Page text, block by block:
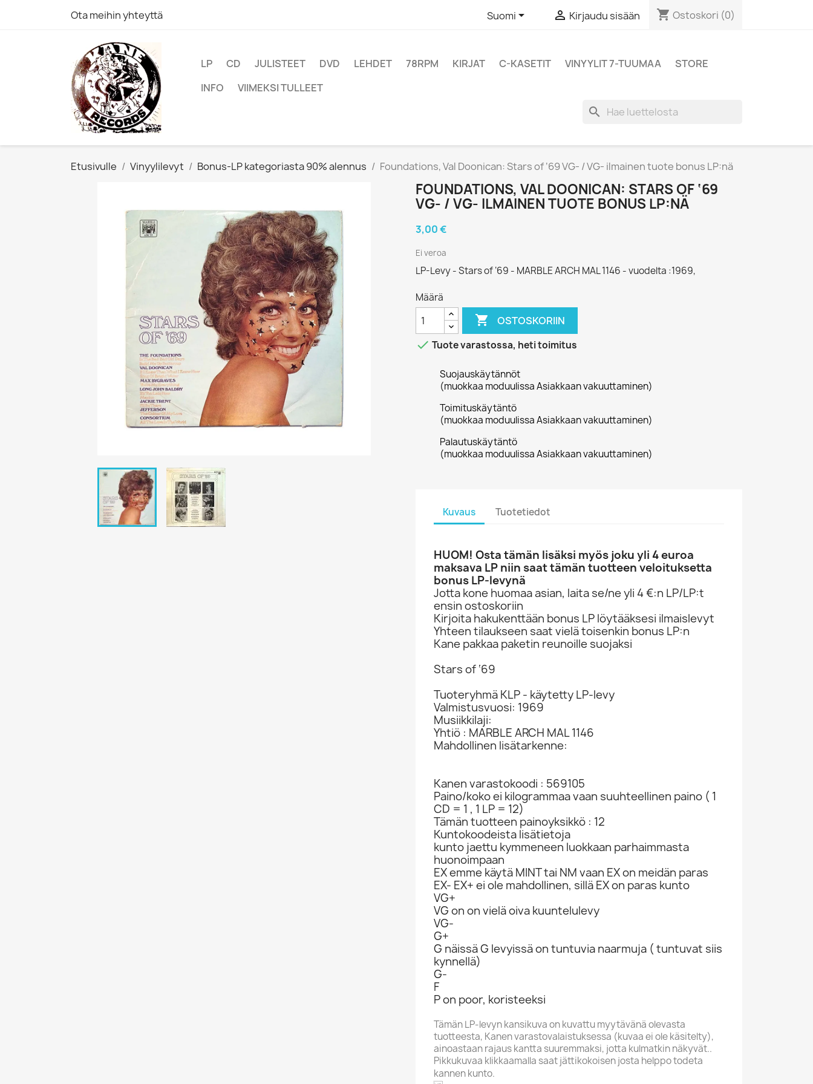
Ota meihin yhteyttä Suomi  Kirjaudu sisään shopping_cart Ostoskori (0)
LP CD JULISTEET DVD LEHDET 78RPM KIRJAT C-KASETIT VINYYLIT 7-TUUMAA
STORE
INFO
VIIMEKSI TULLEET
search
Etusivulle Vinyylilevyt Bonus-LP kategoriasta 90% alennus Foundations, Val Doonican: Stars of ‘69 VG- / VG- ilmainen tuote bonus LP:nä
FOUNDATIONS, VAL DOONICAN: STARS OF ‘69
VG- / VG- ILMAINEN TUOTE BONUS LP:NÄ
3,00 €
Ei veroa
LP-Levy - Stars of ‘69 - MARBLE ARCH MAL 1146 - vuodelta :1969,
Määrä
 OSTOSKORIIN
 Tuote varastossa, heti toimitus
Suojauskäytännöt
(muokkaa moduulissa Asiakkaan vakuuttaminen)
Toimituskäytäntö
(muokkaa moduulissa Asiakkaan vakuuttaminen)
Palautuskäytäntö
(muokkaa moduulissa Asiakkaan vakuuttaminen)
Kuvaus Tuotetiedot
HUOM! Osta tämän lisäksi myös joku yli 4 euroa
maksava LP niin saat tämän tuotteen veloituksetta
bonus LP-levynä
Jotta kone huomaa asian, laita se/ne yli 4 €:n LP/LP:t
ensin ostoskoriin
Kirjoita hakukenttään bonus LP löytääksesi ilmaislevyt
Yhteen tilaukseen saat vielä toisenkin bonus LP:n
Kane pakkaa paketin reunoille suojaksi
Stars of ‘69
Tuoteryhmä KLP - käytetty LP-levy
Valmistusvuosi: 1969
Musiikkilaji:
Yhtiö : MARBLE ARCH MAL 1146
Mahdollinen lisätarkenne:
Kanen varastokoodi : 569105
Paino/koko ei kilogrammaa vaan suuhteellinen paino ( 1
CD = 1 , 1 LP = 12)
Tämän tuotteen painoyksikkö : 12
Kuntokoodeista lisätietoja
kunto jaettu kymmeneen luokkaan parhaimmasta
huonoimpaan
EX emme käytä MINT tai NM vaan EX on meidän paras
EX- EX+ ei ole mahdollinen, sillä EX on paras kunto
VG+
VG on on vielä oiva kuuntelulevy
VG-
G+
G näissä G levyissä on tuntuvia naarmuja ( tuntuvat siis
kynnellä)
G-
F
P on poor, koristeeksi
Tämän LP-levyn kansikuva on kuvattu myytävänä olevasta
tuotteesta, Kanen varastovalaistuksessa (kuvaa ei ole käsitelty),
ainoastaan rajaus kantta suuremmaksi, jotta kulmatkin näkyvät..
Pikkukuvaa klikkaamalla saat jättikokoisen josta helppo todeta
kannen kunto.